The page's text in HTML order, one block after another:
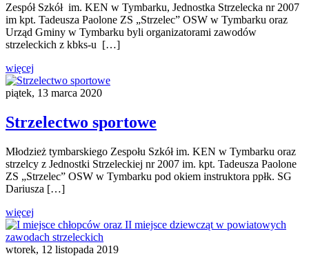
Zespół Szkół im. KEN w Tymbarku, Jednostka Strzelecka nr 2007
im kpt. Tadeusza Paolone ZS „Strzelec” OSW w Tymbarku oraz
Urząd Gminy w Tymbarku byli organizatorami zawodów
strzeleckich z kbks-u […]
więcej
piątek, 13 marca 2020
Strzelectwo sportowe
Młodzież tymbarskiego Zespołu Szkół im. KEN w Tymbarku oraz
strzelcy z Jednostki Strzeleckiej nr 2007 im. kpt. Tadeusza Paolone
ZS „Strzelec” OSW w Tymbarku pod okiem instruktora ppłk. SG
Dariusza […]
więcej
wtorek, 12 listopada 2019